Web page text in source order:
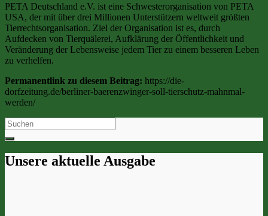
PETA Deutschland e.V. ist eine Schwesterorganisation von PETA
USA, der mit über drei Millionen Unterstützern weltweit größten
Tierrechtsorganisation. Ziel der Organisation ist es, durch
Aufdecken von Tierquälerei, Aufklärung der Öffentlichkeit und
Veränderung der Lebensweise jedem Tier zu einem besseren Leben
zu verhelfen.
Permanentlink zu diesem Beitrag: https://die-
dorfzeitung.de/berliner-baerenzwinger-soll-tierschutz-mahnmal-
werden/
Search
for:
Unsere aktuelle Ausgabe